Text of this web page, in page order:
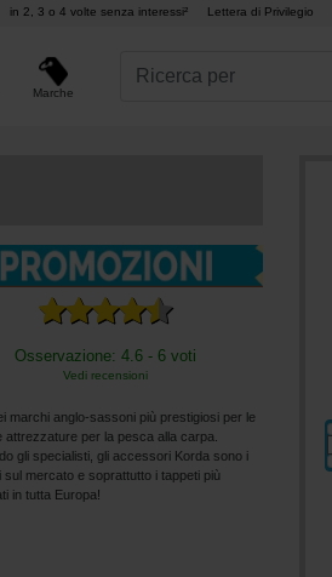
in 2, 3 o 4 volte senza interessi² Lettera di Privilegio
Marche
Osservazione: 4.6 - 6 voti
Vedi recensioni
marchi anglo-sassoni più prestigiosi per le
attrezzature per la pesca alla carpa.
gli specialisti, gli accessori Korda sono i
sul mercato e soprattutto i tappeti più
in tutta Europa!